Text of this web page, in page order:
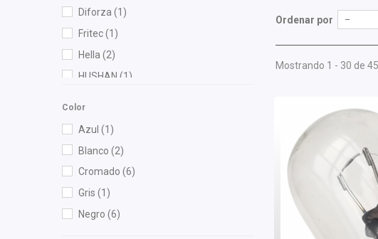
Diforza (1)
Fritec(1)
Hella (2)
HUSHAN (1)
Color
Azul (1)
Blanco (2)
Cromado (6)
Gris (1)
Negro (6)
Ordenar por --
Mostrando 1 - 30 de